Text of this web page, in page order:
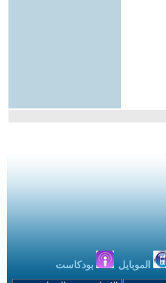
الموبايل بودكاست